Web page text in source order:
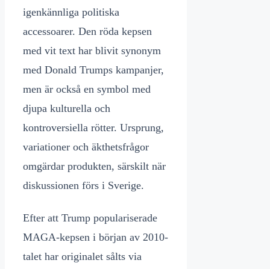
igenkännliga politiska
accessoarer. Den röda kepsen
med vit text har blivit synonym
med Donald Trumps kampanjer,
men är också en symbol med
djupa kulturella och
kontroversiella rötter. Ursprung,
variationer och äkthetsfrågor
omgärdar produkten, särskilt när
diskussionen förs i Sverige.
Efter att Trump populariserade
MAGA-kepsen i början av 2010-
talet har originalet sålts via